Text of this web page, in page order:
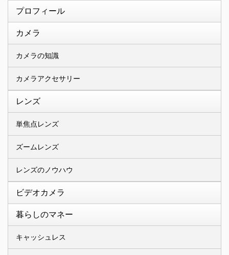
プロフィール
カメラ
カメラの知識
カメラアクセサリー
レンズ
単焦点レンズ
ズームレンズ
レンズのノウハウ
ビデオカメラ
暮らしのマネー
キャッシュレス